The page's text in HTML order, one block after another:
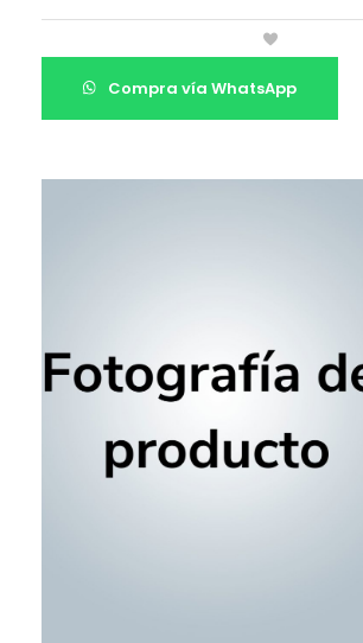
Compra vía WhatsApp